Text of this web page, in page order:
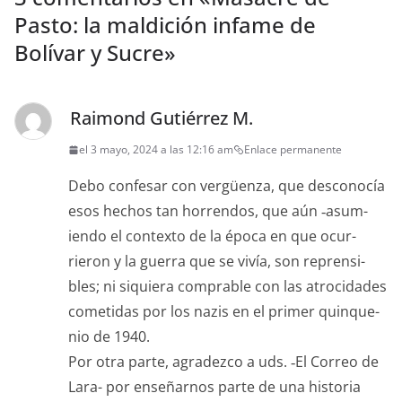
Pasto: la maldición infame de
Bolívar y Sucre»
Raimond Gutiérrez M.
el 3 mayo, 2024 a las 12:16 am Enlace permanente
Debo con­fe­sar con vergüen­za, que desconocía
esos hechos tan hor­ren­dos, que aún ‑asum­
ien­do el con­tex­to de la época en que ocur­
rieron y la guer­ra que se vivía, son repren­si­
bles; ni siquiera com­prable con las atro­ci­dades
cometi­das por los nazis en el primer quin­que­
nio de 1940.
Por otra parte, agradez­co a uds. ‑El Correo de
Lara- por enseñarnos parte de una his­to­ria